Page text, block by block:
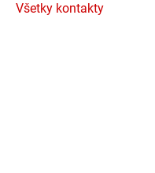
Všetky kontakty